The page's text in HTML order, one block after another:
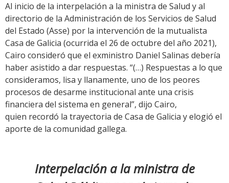
Al inicio de la interpelación a la ministra de Salud y al
directorio de la Administración de los Servicios de Salud
del Estado (Asse) por la intervención de la mutualista
Casa de Galicia (ocurrida el 26 de octubre del año 2021),
Cairo consideró que el exministro Daniel Salinas debería
haber asistido a dar respuestas. “(…) Respuestas a lo que
consideramos, lisa y llanamente, uno de los peores
procesos de desarme institucional ante una crisis
financiera del sistema en general”, dijo Cairo,
quien recordó la trayectoria de Casa de Galicia y elogió el
aporte de la comunidad gallega.
Interpelación a la ministra de